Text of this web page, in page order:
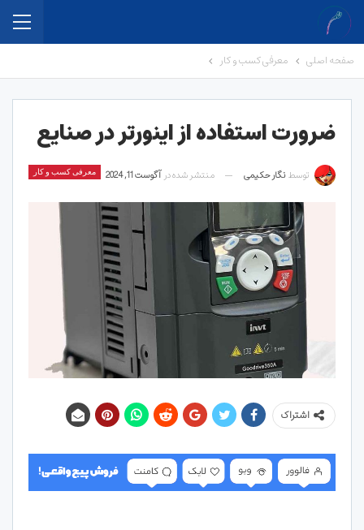
صفحه اصلی معرفی کسب و کار
ضرورت استفاده از اینورتر در صنایع
معرفی کسب و کار توسط نگار حکیمی منتشر شده در آگوست 11, 2024
اشتراک